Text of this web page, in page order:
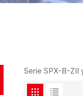
Serie SPX-B-ZII